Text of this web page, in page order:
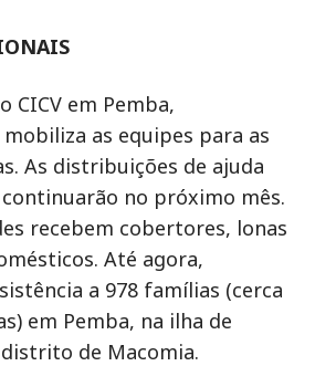
CICV em Pemba,
as equipes para as
As distribuições de ajuda
no próximo mês.
recebem cobertores, lonas
Até agora,
a 978 famílias (cerca
em Pemba, na ilha de
de Macomia.